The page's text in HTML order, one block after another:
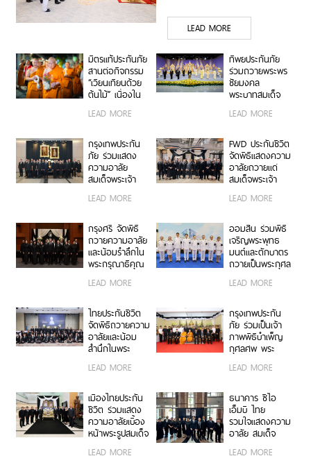
คณะกรรมการ ธนาคาร
กรุงเทพ จำกัด (มหาชน)
เฝ้าทูลละอองธุลีพระบาท
ถวายพระพรชัยมงคล
LEAD MORE
มิตรแท้ประกันภัย
สานต่อกิจกรรม
“เวียนเทียนด้วย
ต้นไม้” เนื่องใน
ณ วัดอรุณ
สืบสานพระพุทธ
ศาสนา ส่งเสริม
การทำบุญวิถีใหม่
เพื่อสิ่งแวดล้อมที่
LEAD MORE
ทิพยประกันภัย
ร่วมถวายพระพร
ชัยมงคล
พระบาทสมเด็จ
รามาธิบดีศรีสิน
กรณ พระวชิร
เกล้าเจ้าอยู่หัว
LEAD MORE
กรุงเทพประกัน
ภัย ร่วมแสดง
ความอาลัย
สมเด็จพระเจ้า
รกิติยาภา นเรนทิ
หลวงราชสาริณี
สิริพัชร มหาวัชร
ราชธิดา
LEAD MORE
FWD ประกันชีวิต
จัดพิธีแสดงความ
อาลัยถวายแด่
สมเด็จพระเจ้า
รกิติยาภา นเรนทิ
หลวงราชสาริณี
สิริพัชร มหาวัชร
ราชธิดา
LEAD MORE
กรุงศรี จัดพิธี
ถวายความอาลัย
และน้อมรำลึกใน
พระกรุณาธิคุณ
ลูกเธอ เจ้าฟ้าพัช
ราเทพยวดี กรม
หลวงราชสาริณี
สิริพัชร มหาวัชร
ราชธิดา
LEAD MORE
ออมสิน ร่วมพิธี
เจริญพระพุทธ
มนต์และตักบาตร
ถวายเป็นพระกุศล
ฉลองพระชนมายุ
สมเด็จพระ
สังฆราช
LEAD MORE
ไทยประกันชีวิต
จัดพิธีถวายความ
อาลัยและน้อม
สำนึกในพระ
ที่สุดมิได้ ถวาย
ลูกเธอ เจ้าฟ้าพัช
รกิติยาภา นเรนทิ
ราเทพยวดี กรม
หลวงราชสาริณี
สิริพัชร มหาวัชร
ราชธิดา
LEAD MORE
กรุงเทพประกัน
ภัย ร่วมเป็นเจ้า
ภาพพิธีบำเพ็ญ
กุศลศพ พระ
อดีตเจ้าอาวาสวัด
กาญจนาภิเษก
LEAD MORE
เมืองไทยประกัน
ชีวิต ร่วมแสดง
ความอาลัยเบื้อง
หน้าพระรูปสมเด็จ
เจ้าฟ้าพัชรกิติยา
LEAD MORE
ธนาคาร ซีไอ
เอ็มบี ไทย
รวมใจแสดงความ
อาลัย สมเด็จ
เจ้าฟ้าพัชรกิติยา
LEAD MORE